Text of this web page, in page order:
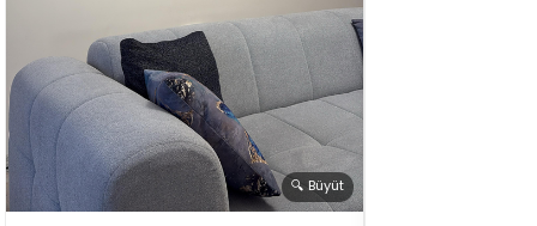
🔍 Büyüt